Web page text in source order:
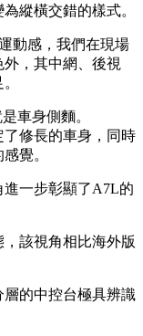
縱橫交錯的樣式。
動感，我們在現場
，其中網、後視
車身側麵。
了修長的車身，同時
覺。
進一步彰顯了A7L的
該視角相比海外版
的中控台極具辨識